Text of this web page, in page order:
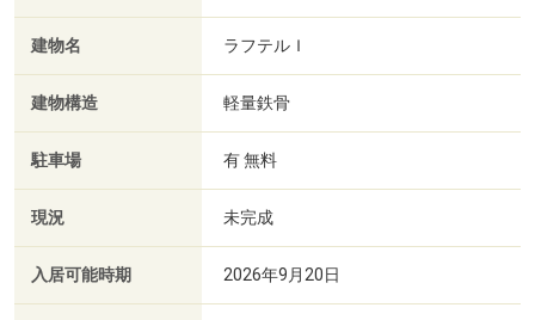
建物名 ラフテルＩ
建物構造 軽量鉄骨
駐車場 有 無料
現況 未完成
入居可能時期 2026年9月20日